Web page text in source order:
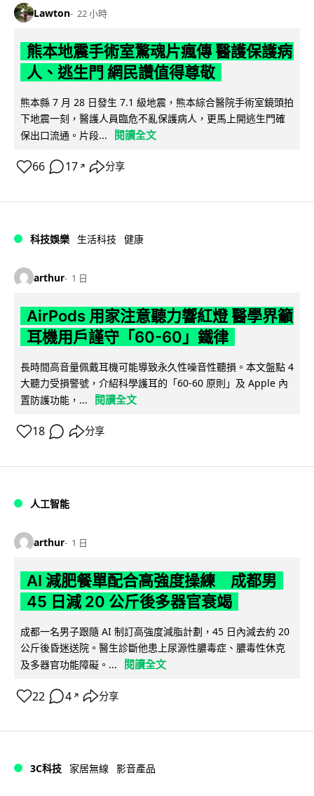
Lawton 22 小時
熊本地震手術室驚魂片瘋傳 醫護保護病
人、逃生門 網民讚值得尊敬
熊本縣 7 月 28 日發生 7.1 級地震，熊本綜合醫院手術室鏡頭拍
下地震一刻，醫護人員臨危不亂保護病人，更馬上開逃生門確
保出口流通。片段...
閱讀全文
66 17 ↗ 分享
科技娛樂 生活科技 健康
arthur 1 日
AirPods 用家注意聽力響紅燈 醫學界籲
耳機用戶謹守「60-60」鐵律
長時間高音量佩戴耳機可能導致永久性噪音性聽損。本文盤點 4
大聽力受損警號，介紹科學護耳的「60-60 原則」及 Apple 內
置防護功能，...
閱讀全文
18 分享
人工智能
arthur 1 日
AI 減肥餐單配合高強度操練 成都男
45 日減 20 公斤後多器官衰竭
成都一名男子跟隨 AI 制訂高強度減脂計劃，45 日內減去約 20
公斤後昏迷送院。醫生診斷他患上尿源性膿毒症、膿毒性休克
及多器官功能障礙。...
閱讀全文
22 4 ↗ 分享
3C科技 家居無線 影音產品